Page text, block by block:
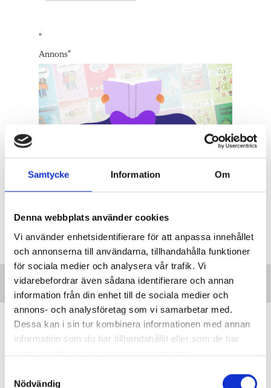
Samtycke Information Om
Denna webbplats använder cookies
Vi använder enhetsidentifierare för att anpassa innehållet
och annonserna till användarna, tillhandahålla funktioner
för sociala medier och analysera vår trafik. Vi
vidarebefordrar även sådana identifierare och annan
information från din enhet till de sociala medier och
annons- och analysföretag som vi samarbetar med.
Dessa kan i sin tur kombinera informationen med annan
information som du har tillhandahållit eller som de har
samlat in när du har använt deras tjänster.
Nödvändig
"
Annons"
Minnesord: Ebbe Andersson band
samman två världar
MINNESORDEbbe Andersson var under över
mellan svenska och tanzaniska